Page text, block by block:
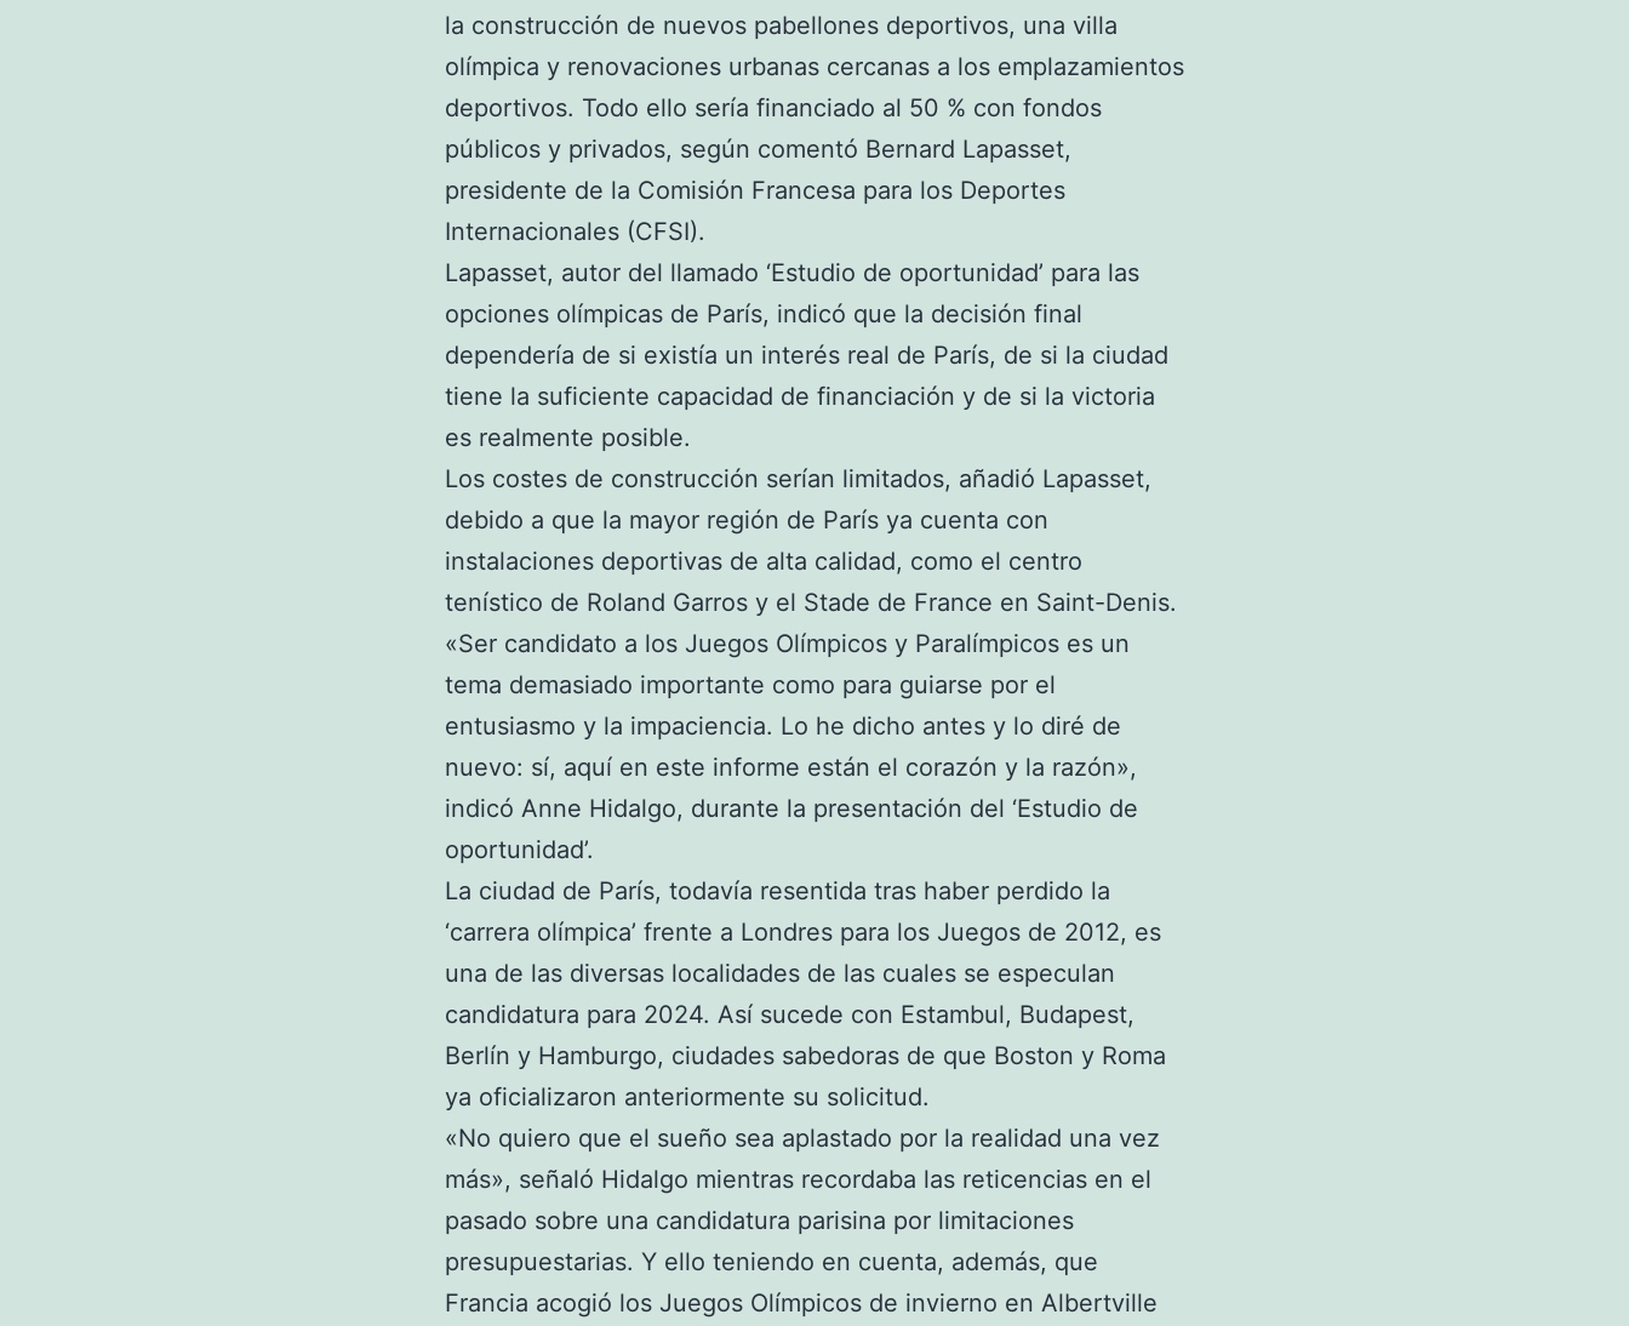
la construcción de nuevos pabellones deportivos, una villa
olímpica y renovaciones urbanas cercanas a los emplazamientos
deportivos. Todo ello sería financiado al 50 % con fondos
públicos y privados, según comentó Bernard Lapasset,
presidente de la Comisión Francesa para los Deportes
Internacionales (CFSI).
Lapasset, autor del llamado ‘Estudio de oportunidad’ para las
opciones olímpicas de París, indicó que la decisión final
dependería de si existía un interés real de París, de si la ciudad
tiene la suficiente capacidad de financiación y de si la victoria
es realmente posible.
Los costes de construcción serían limitados, añadió Lapasset,
debido a que la mayor región de París ya cuenta con
instalaciones deportivas de alta calidad, como el centro
tenístico de Roland Garros y el Stade de France en Saint-Denis.
«Ser candidato a los Juegos Olímpicos y Paralímpicos es un
tema demasiado importante como para guiarse por el
entusiasmo y la impaciencia. Lo he dicho antes y lo diré de
nuevo: sí, aquí en este informe están el corazón y la razón»,
indicó Anne Hidalgo, durante la presentación del ‘Estudio de
oportunidad’.
La ciudad de París, todavía resentida tras haber perdido la
‘carrera olímpica’ frente a Londres para los Juegos de 2012, es
una de las diversas localidades de las cuales se especulan
candidatura para 2024. Así sucede con Estambul, Budapest,
Berlín y Hamburgo, ciudades sabedoras de que Boston y Roma
ya oficializaron anteriormente su solicitud.
«No quiero que el sueño sea aplastado por la realidad una vez
más», señaló Hidalgo mientras recordaba las reticencias en el
pasado sobre una candidatura parisina por limitaciones
presupuestarias. Y ello teniendo en cuenta, además, que
Francia acogió los Juegos Olímpicos de invierno en Albertville